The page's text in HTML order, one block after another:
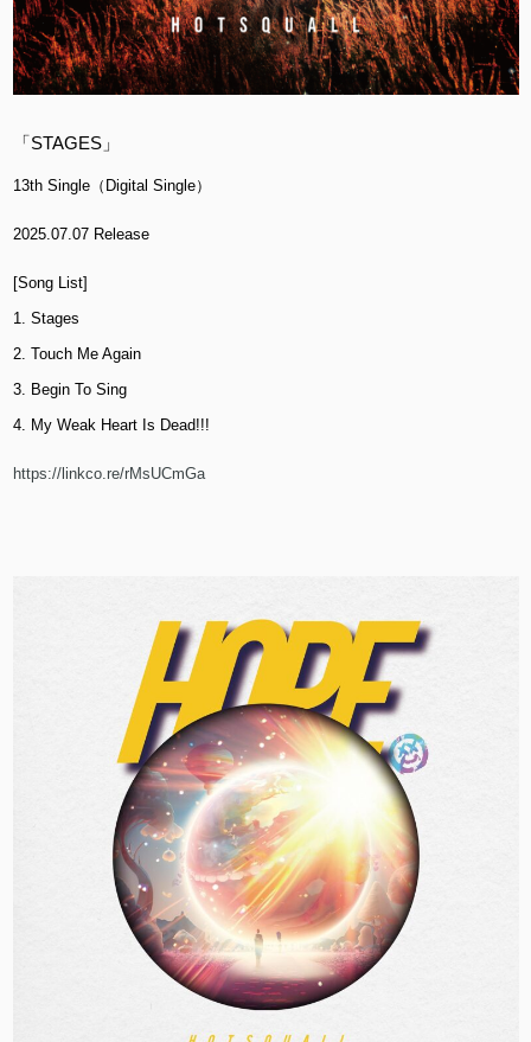
「STAGES」
13th Single（Digital Single）
2025.07.07 Release
[Song List]
1. Stages
2. Touch Me Again
3. Begin To Sing
4. My Weak Heart Is Dead!!!
https://linkco.re/rMsUCmGa